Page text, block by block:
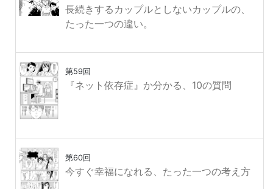
長続きするカップルとしないカップルの、
たった一つの違い。
第59回
『ネット依存症』か分かる、10の質問
第60回
今すぐ幸福になれる、たった一つの考え方